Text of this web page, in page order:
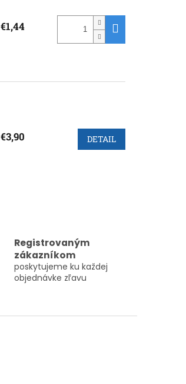
€1,44
€3,90 DETAIL
Registrovaným
zákazníkom
poskytujeme ku každej
objednávke zľavu